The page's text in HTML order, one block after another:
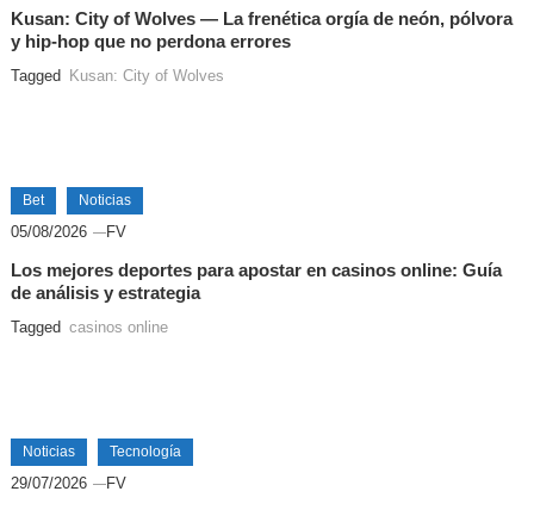
Kusan: City of Wolves — La frenética orgía de neón, pólvora
y hip-hop que no perdona errores
Tagged Kusan: City of Wolves
Bet Noticias
05/08/2026 FV
Los mejores deportes para apostar en casinos online: Guía
de análisis y estrategia
Tagged casinos online
Noticias Tecnología
29/07/2026 FV